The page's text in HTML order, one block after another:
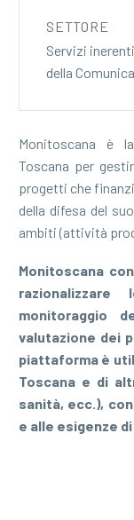
SETTORE
Servizi
della
Monitoscana è
Toscana per
progetti che
della difesa del
ambiti (attività
Monitoscana
monitoraggio
valutazione dei
piattaforma è
Toscana e di
sanità, ecc.),
e alle esigenze